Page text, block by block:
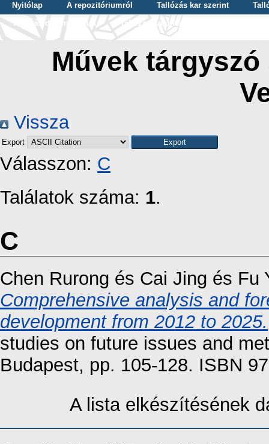
Nyitólap A repozitóriumról Tallózás kar szerint
Tallózás dátum szerint
Tallózás tudományterület szerint
Művek
Vissza
Export
Válasszon: C
Találatok száma: 1.
C
Chen Rurong és Cai Jing és Fu
Comprehensive analysis and
development from 2012 to 2025.
studies on future issues and
Budapest, pp. 105-128. ISBN
A lista elkészítésének